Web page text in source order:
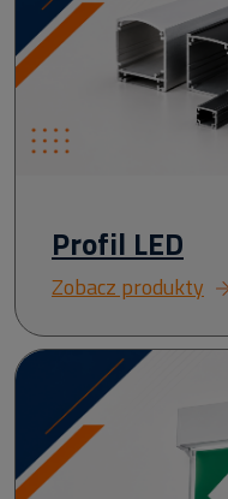
Profil LED
Zobacz produkty